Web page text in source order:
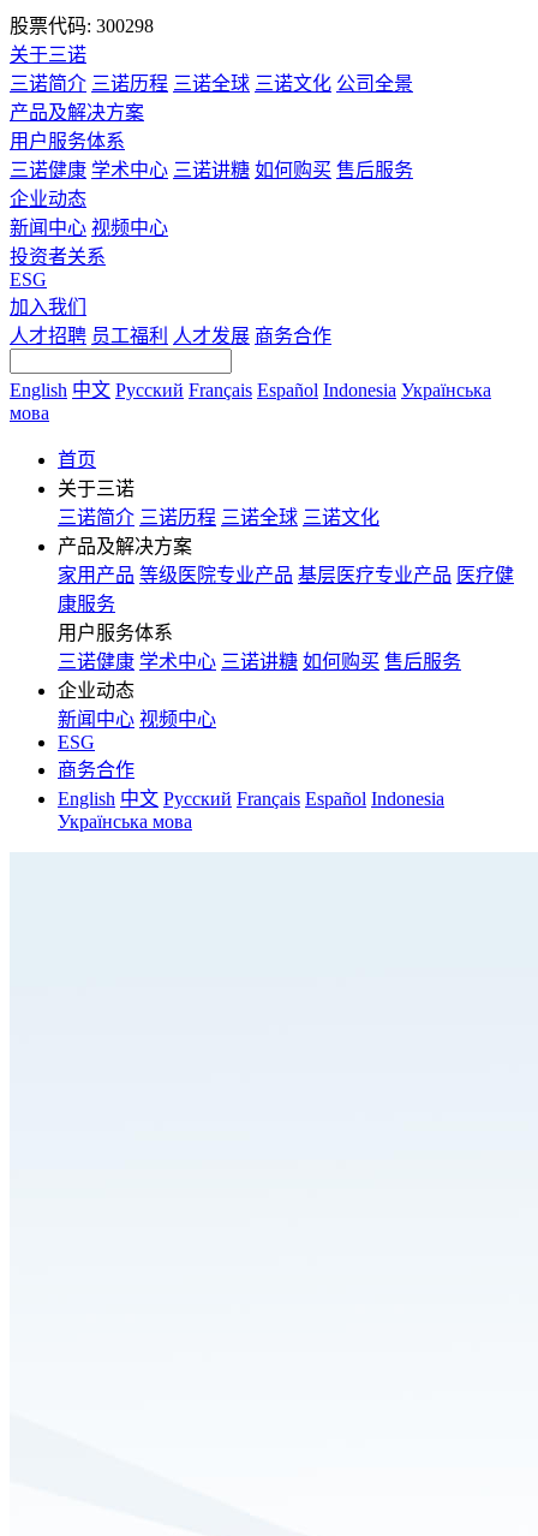
股票代码: 300298
关于三诺
三诺简介 三诺历程 三诺全球 三诺文化 公司全景
产品及解决方案
用户服务体系
三诺健康 学术中心 三诺讲糖 如何购买 售后服务
企业动态
新闻中心 视频中心
投资者关系
ESG
加入我们
人才招聘 员工福利 人才发展 商务合作
English 中文 Русский Français Español Indonesia Українська
мова
首页
关于三诺
三诺简介 三诺历程 三诺全球 三诺文化
产品及解决方案
家用产品 等级医院专业产品 基层医疗专业产品 医疗健
康服务
用户服务体系
三诺健康 学术中心 三诺讲糖 如何购买 售后服务
企业动态
新闻中心 视频中心
ESG
商务合作
English 中文 Русский Français Español Indonesia
Українська мова